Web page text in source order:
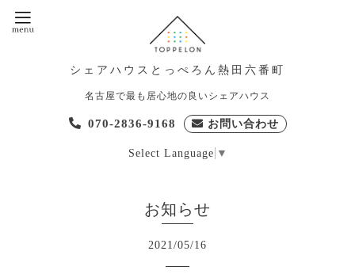
シェアハウスとっぺろん熱田六番町
名古屋で最も居心地の良いシェアハウス
070-2836-9168 お問い合わせ
Select Language ▼
お知らせ
2021/05/16